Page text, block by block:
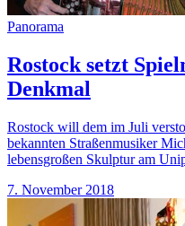
Panorama
Rostock setzt
Denkmal
Rostock will dem im Juli
bekannten Straßenmusiker
lebensgroßen Skulptur am
7. November 2018